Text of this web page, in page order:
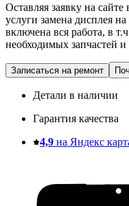
Оставляя заявку на сайте
услуги замена дисплея на
включена вся работа, в
необходимых запчастей
Записаться на ремонт
Детали в наличии
Гарантия качества
4,9 на Яндекс